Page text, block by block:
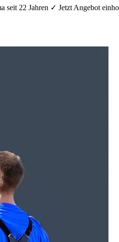
seit 22 Jahren ✓ Jetzt Angebot